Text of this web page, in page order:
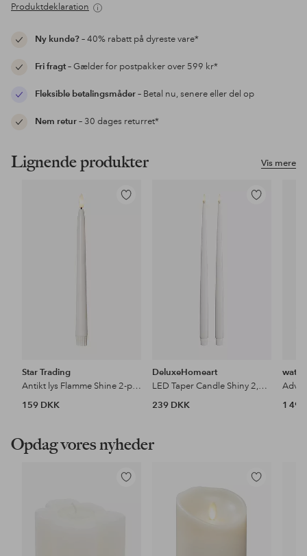
Produktdeklaration
Ny kunde?– 40% rabatt på dyreste vare*
Fri fragt– Gælder for postpakker over 599 kr*
Fleksible betalingsmåder– Betal nu, senere eller del op
Nem retur– 30 dages returret*
Vis mere
Lignende produkter
Tilføj
Star Trading
Antikt lys Flamme Shine 2-p, udendørs
159 DKK
Tilføj
DeluxeHomeart
LED Taper Candle Shiny 2,2x38 cm 2 stk.
239 DKK
watt
1
Opdag vores nyheder
Tilføj
Tilføj
favoritter